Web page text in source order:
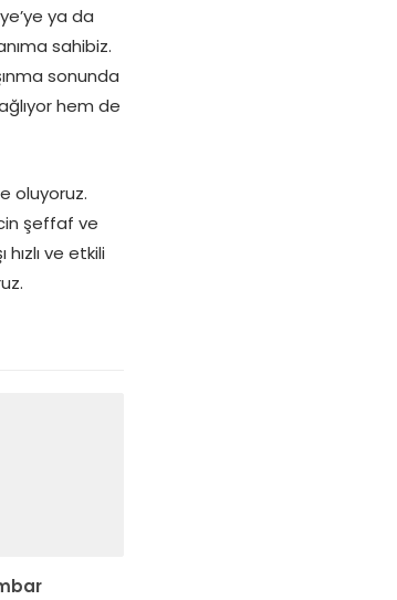
ya da
sahibiz.
sonunda
hem de
oluyoruz.
şeffaf ve
ve etkili